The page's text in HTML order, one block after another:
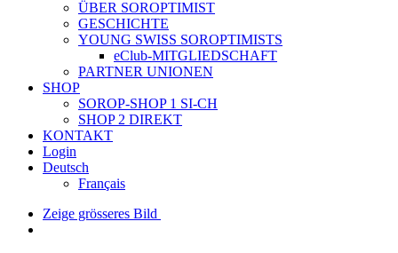
ÜBER SOROPTIMIST
GESCHICHTE
YOUNG SWISS SOROPTIMISTS
eClub-MITGLIEDSCHAFT
PARTNER UNIONEN
SHOP
SOROP-SHOP 1 SI-CH
SHOP 2 DIREKT
KONTAKT
Login
Deutsch
Français
Zeige grösseres Bild